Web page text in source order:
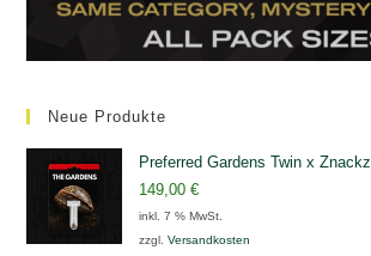
Neue Produkte
Preferred Gardens Twin x Znackz
149,00€
inkl. 7 % MwSt.
zzgl.Versandkosten